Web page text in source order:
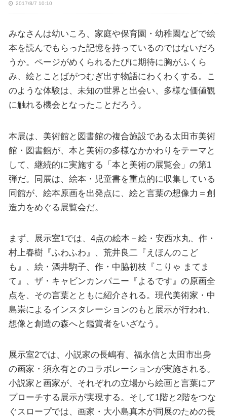
2017/8/7 10:10
みなさんは幼いころ、家庭や保育園・幼稚園などで絵
本を読んでもらった記憶を持っているのではないだろ
うか。ページがめくられるたびに期待に胸がふくら
み、絵とことばがつむぎ出す物語にわくわくする。こ
のような体験は、未知の世界と出会い、多様な価値観
に触れる機会となったことだろう。
本展は、美術館と図書館の複合施設である太田市美術
館・図書館が、本と美術の多様なかかわりをテーマと
して、継続的に実施する「本と美術の展覧会」の第1
弾だ。同展は、絵本・児童書を重点的に収集している
同館が、絵本原画を出発点に、絵と言葉の想像力＝創
造力をめぐる展覧会だ。
まず、展示室1では、4点の絵本－絵・安西水丸、作・
村上春樹『ふわふわ』、荒井良二『えほんのこど
も』、絵・酒井駒子、作・中脇初枝『こりゃ まてま
て』、ザ・キャビンカンパニー『よるです』の原画全
点を、その言葉とともに紹介される。現代美術家・中
島崇によるインスタレーションのもと展示が行われ、
想像と創造の森へと鑑賞者をいざなう。
展示室2では、小説家の長嶋有、福永信と太田市出身
の画家・須永有とのコラボレーションが実施される。
小説家と画家が、それぞれの立場から絵画と言葉にア
プローチする展示が実現する。そして1階と2階をつな
ぐスロープでは、画家・大小島真木が同展のための長